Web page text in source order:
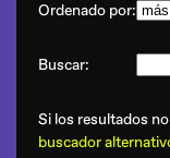
Ordenado por:
Buscar:
Si los resultados
buscador